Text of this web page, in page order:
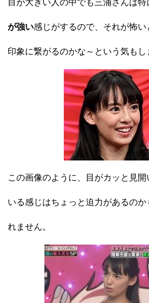
目が大きい人の中でも三浦さんは特
が強い感じがするので、それが怖い
印象に繋がるのかな～という気もし
この画像のように、目がカッと見開
いる感じはちょっと迫力があるのか
れません。